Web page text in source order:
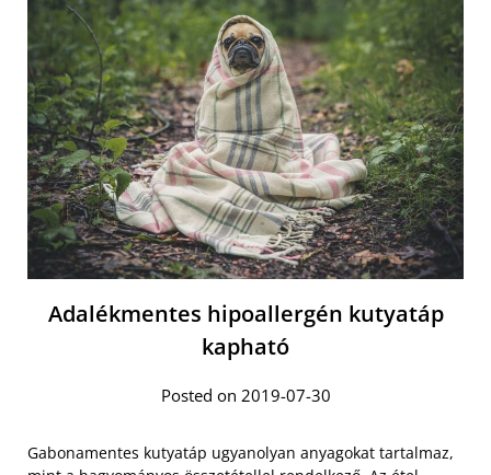
Adalékmentes hipoallergén kutyatáp
kapható
Posted on 2019-07-30
Gabonamentes kutyatáp ugyanolyan anyagokat tartalmaz,